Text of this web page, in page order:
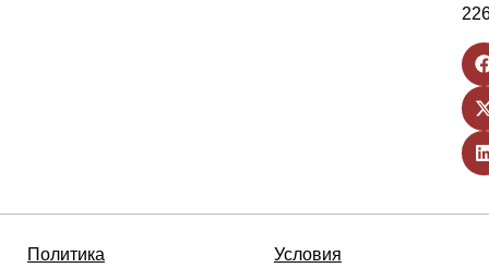
Политика
Условия